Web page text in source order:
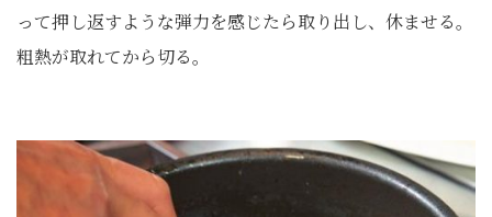
って押し返すような弾力を感じたら取り出し、休ませる。
粗熱が取れてから切る。